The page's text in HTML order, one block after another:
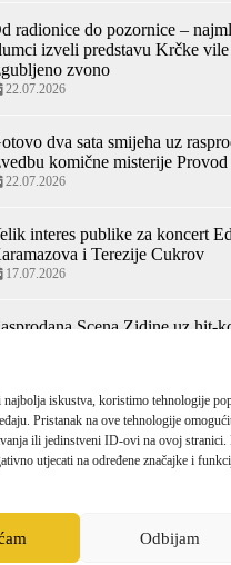
iskustva, koristimo tehnologije
Pristanak na ove tehnologije
ili jedinstveni ID-ovi na ovoj
utjecati na određene značajke i
Odbijam
radionice do pozornice –
izveli predstavu Krčke
zvono
22.07.2026
dva sata smijeha uz
komične misterije Provod
22.07.2026
interes publike za koncert
i Terezije Cukrov
17.07.2026
Scena Zidine uz hit-
Ljetne priredbe otvorene
koncertom
ansambla i bugarske